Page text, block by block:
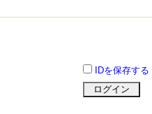
IDを保存する